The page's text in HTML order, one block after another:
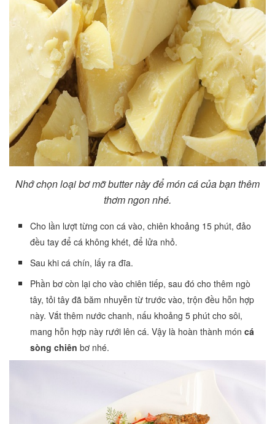
Nhớ chọn loại bơ mỡ butter này để món cá của bạn thêm
thơm ngon nhé.
Cho lần lượt từng con cá vào, chiên khoảng 15 phút, đảo
đều tay để cá không khét, để lửa nhỏ.
Sau khi cá chín, lấy ra đĩa.
Phần bơ còn lại cho vào chiên tiếp, sau đó cho thêm ngò
tây, tỏi tây đã băm nhuyễn từ trước vào, trộn đều hỗn hợp
này. Vắt thêm nước chanh, nấu khoảng 5 phút cho sôi,
mang hỗn hợp này rưới lên cá. Vậy là hoàn thành móncá
sòng chiên bơ nhé.